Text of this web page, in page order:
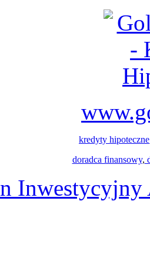
kredyty hipoteczne
doradca finansowy,